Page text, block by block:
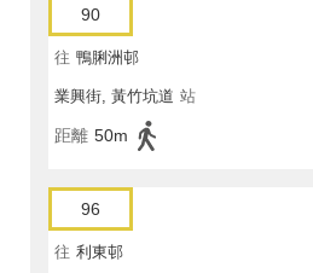
90
往 鴨脷洲邨
業興街, 黃竹坑道 站
距離 50m
96
往 利東邨